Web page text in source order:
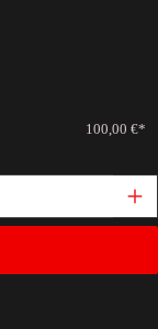
100,00 €*